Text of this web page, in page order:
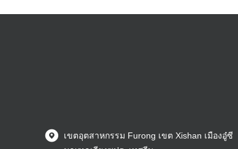
เขตอุตสาหกรรม Furong เขต Xishan เมืองอู๋ซี